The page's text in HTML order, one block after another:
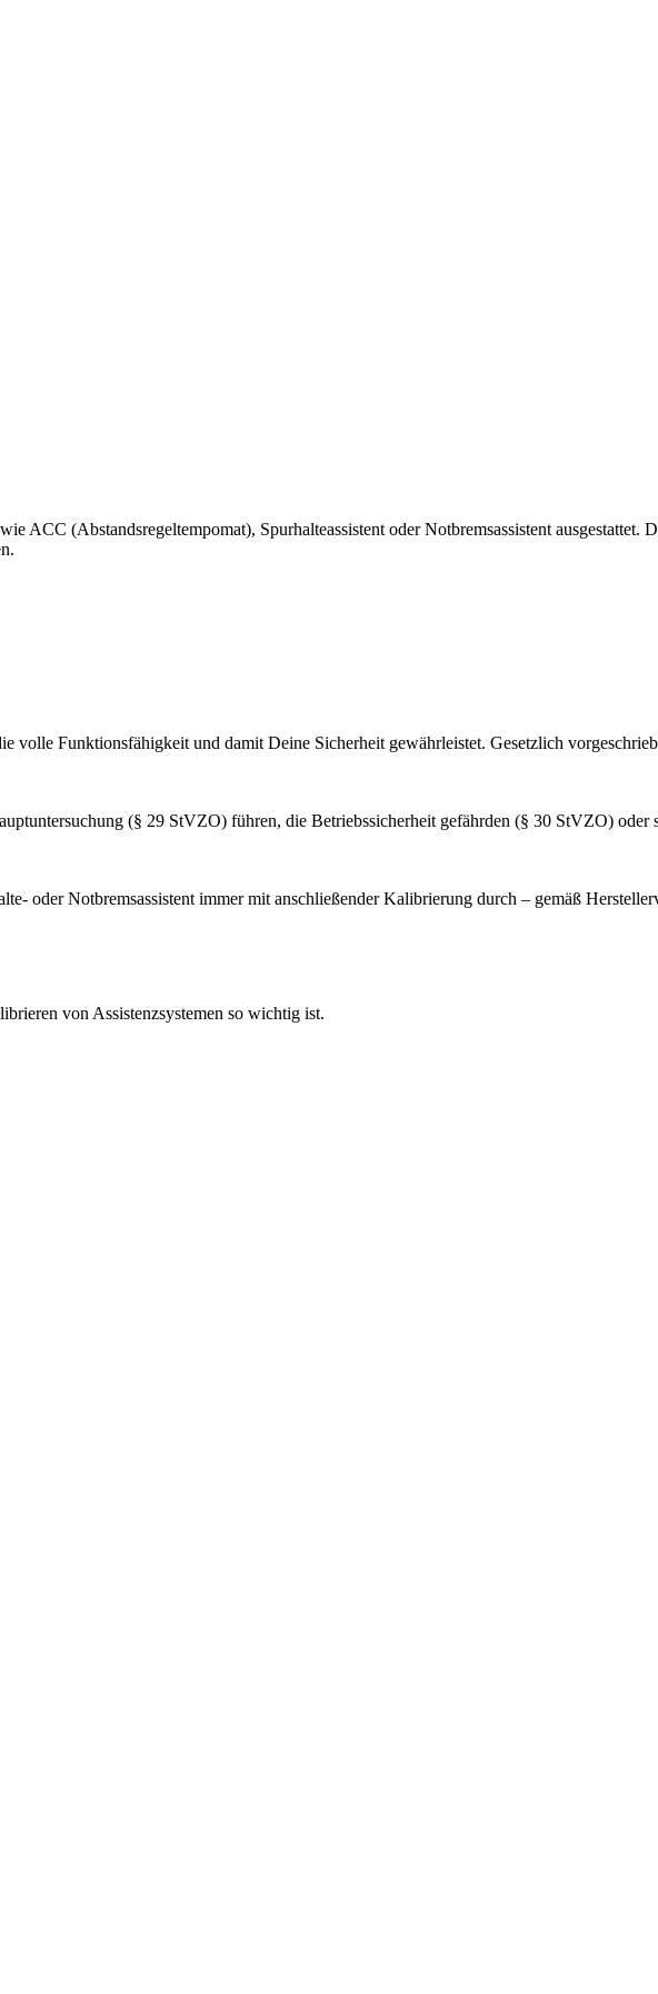
wie ACC (Abstandsregeltempomat), Spurhalteassistent oder Notbremsassistent ausgestattet.
volle Funktionsfähigkeit und damit Deine Sicherheit gewährleistet. Gesetzlich
(§ 29 StVZO) führen, die Betriebssicherheit gefährden (§ 30 StVZO) oder
oder Notbremsassistent immer mit anschließender Kalibrierung durch – gemäß
von Assistenzsystemen so wichtig ist.